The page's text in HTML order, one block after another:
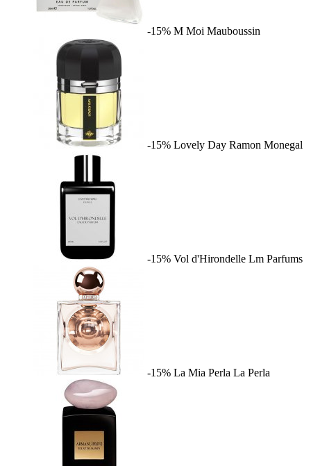
-15% M Moi Mauboussin
-15% Lovely Day Ramon Monegal
-15% Vol d'Hirondelle Lm Parfums
-15% La Mia Perla La Perla